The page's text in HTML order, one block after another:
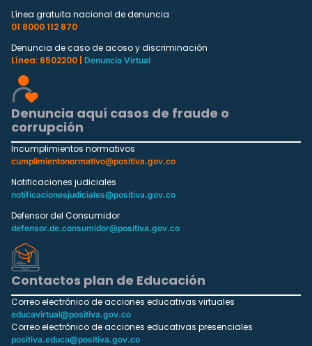
Línea gratuita nacional de denuncia
01 8000 112 870
Denuncia de caso de acoso y discriminación
Línea: 6502200 |
Denuncia Virtual
Denuncia aquí casos de fraude o
corrupción
Incumplimientos normativos
cumplimientonormativo@positiva.gov.co
Notificaciones judiciales
notificacionesjudiciales@positiva.gov.co
Defensor del Consumidor
defensor.de.consumidor@positiva.gov.co
Contactos plan de Educación
Correo electrónico de acciones educativas virtuales
educavirtual@positiva.gov.co
Correo electrónico de acciones educativas presenciales
positiva.educa@positiva.gov.co